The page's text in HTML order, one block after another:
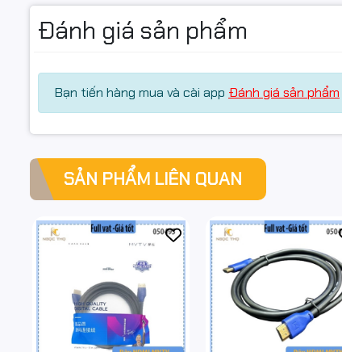
Đánh giá sản phẩm
Bạn tiến hàng mua và cài app Đánh giá sản phẩm
SẢN PHẨM LIÊN QUAN